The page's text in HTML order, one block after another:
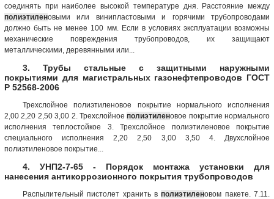
соединять при наиболее высокой температуре дня. Расстояние между
полиэтиленовыми или винипластовыми и горячими трубопроводами
должно быть не менее 100 мм. Если в условиях эксплуатации возможны
механические повреждения трубопроводов, их защищают
металлическими, деревянными или...
3. Трубы стальные с защитными наружными
покрытиями для магистральных газонефтепроводов ГОСТ
Р 52568-2006
Трехслойное полиэтиленовое покрытие нормального исполнения
2,00 2,20 2,50 3,00 2. Трехслойноеполиэтиленовое покрытие нормального
исполнения теплостойкое 3. Трехслойное полиэтиленовое покрытие
специального исполнения 2,20 2,50 3,00 3,50 4. Двухслойное
полиэтиленовое покрытие...
4. УНП2-7-65 - Порядок монтажа установки для
нанесения антикоррозионного покрытия трубопроводов
Распылительный пистолет хранить вполиэтиленовом пакете. 7.11.